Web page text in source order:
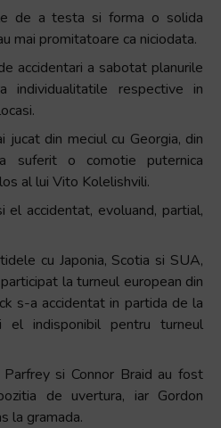
de a testa si forma o solida
mai promitatoare ca niciodata.
accidentari a sabotat planurile
individualitatile respective in
jucat din meciul cu Georgia, din
suferit o comotie puternica
al lui Vito Kolelishvili.
el accidentat, evoluand, partial,
cu Japonia, Scotia si SUA,
la turneul european din
s-a accidentat in partida de la
el indisponibil pentru turneul
si Connor Braid au fost
de uvertura, iar Gordon
la gramada.